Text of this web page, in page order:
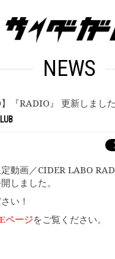
NEWS
】『RADIO』 更新しました
動画／CIDER LABO
しました。
い！
ページをご覧ください。